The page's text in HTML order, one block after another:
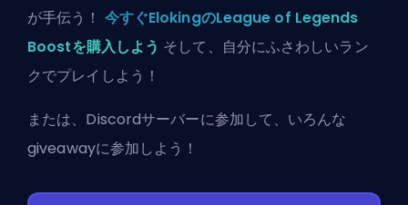
が手伝う！ 今すぐElokingのLeague of Legends
Boostを購入しよう そして、自分にふさわしいラン
クでプレイしよう！
または、 Discordサーバーに参加して、いろんな
giveawayに参加しよう！